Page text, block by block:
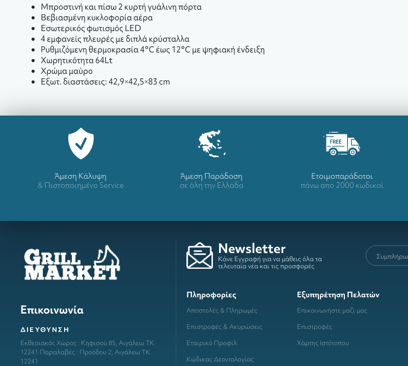
Μπροστινή και πίσω 2 κυρτή γυάλινη πόρτα
Βεβιασμένη κυκλοφορία αέρα
Εσωτερικός φωτισμός LED
4 εμφανείς πλευρές με διπλά κρύσταλλα
Ρυθμιζόμενη θερμοκρασία 4°C έως 12°C με ψηφιακή ένδειξη
Χωρητικότητα 64Lt
Χρώμα μαύρο
Εξωτ. διαστάσεις:42,9×42,5×83 cm
Άμεση Κάλυψη
& Πιστοποιημένο Service
Άμεση Παράδοση
σε όλη την Ελλάδα
Ετοιμοπαράδοτοι
πάνω απο 2000 κωδικοί
Επικοινωνία
ΔΙΕΥΘΥΝΣΗ
Εκθεσιακός Χώρος : Κηφισού 85, Αιγάλεω ΤΚ
12241 Παραλαβές : Προόδου 2, Αιγάλεω ΤΚ
12241
Newsletter
Κάνε Εγγραφή για να μάθεις όλα τα
τελευταία νέα και τις προσφορές
Πληροφορίες
Αποστολές & Πληρωμές
Επιστροφές & Ακυρώσεις
Εταιρικό Προφίλ
Κώδικας Δεοντολογίας
Εξυπηρέτηση Πελατών
Επικοινωνήστε μαζί μας
Επιστροφές
Χάρτης Ιστότοπου